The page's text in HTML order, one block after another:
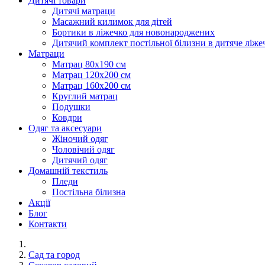
Дитячі матраци
Масажний килимок для дітей
Бортики в ліжечко для новонароджених
Дитячий комплект постільної білизни в дитяче
Матраци
Матрац 80х190 см
Матрац 120х200 см
Матрац 160х200 см
Круглий матрац
Подушки
Ковдри
Одяг та аксесуари
Жіночий одяг
Чоловічий одяг
Дитячий одяг
Домашній текстиль
Пледи
Постільна білизна
Акції
Блог
Контакти
Сад та город